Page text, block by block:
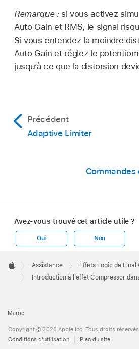
Remarque : si vous activez
Auto Gain et RMS, le signal
Si vous entendez la moindre
Auto Gain et réglez le
jusqu’à ce que la distorsion
Précédent
Adaptive Limiter
Avez-vous trouvé cet article utile ?
Oui Non
Footer

Apple
Assistance
Effets Logic de Final
Introduction à l’effet Compressor
Maroc
Copyright © 2026 Apple Inc. Tous droits
Conditions d’utilisation
Plan du site